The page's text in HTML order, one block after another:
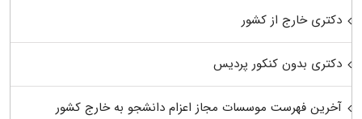
دکتری خارج از کشور
دکتری بدون کنکور پردیس
آخرین فهرست موسسات مجاز اعزام دانشجو به خارج کشور